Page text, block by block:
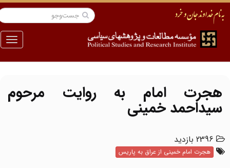
منو
هجرت امام به روایت مرحوم
سید‌احمد خمینی
2396 بازدید
هجرت امام خمینی از عراق به پاریس